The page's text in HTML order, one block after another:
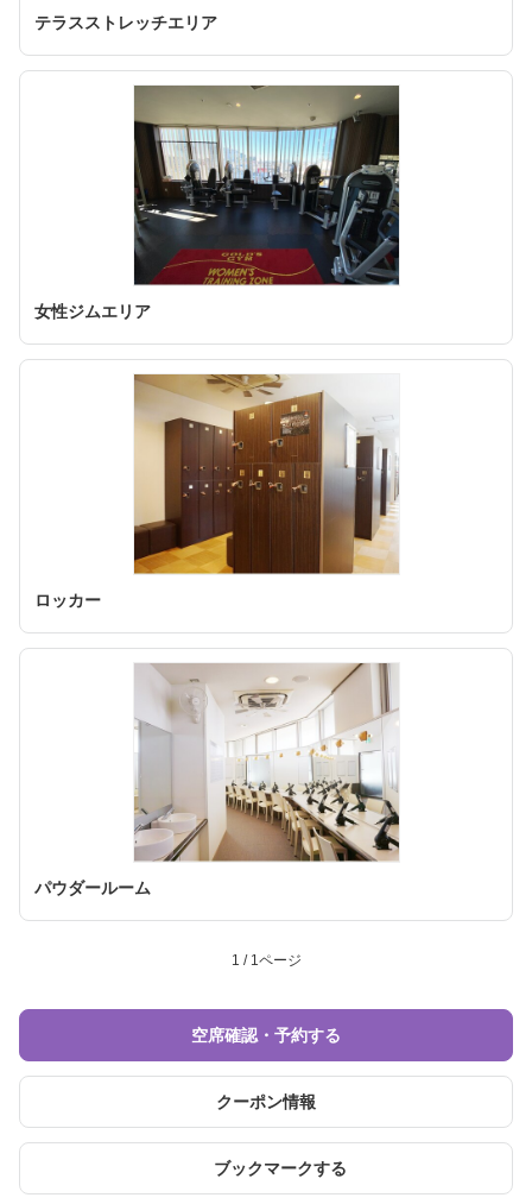
テラスストレッチエリア
女性ジムエリア
ロッカー
パウダールーム
1 / 1ページ
空席確認・予約する
クーポン情報
ブックマークする